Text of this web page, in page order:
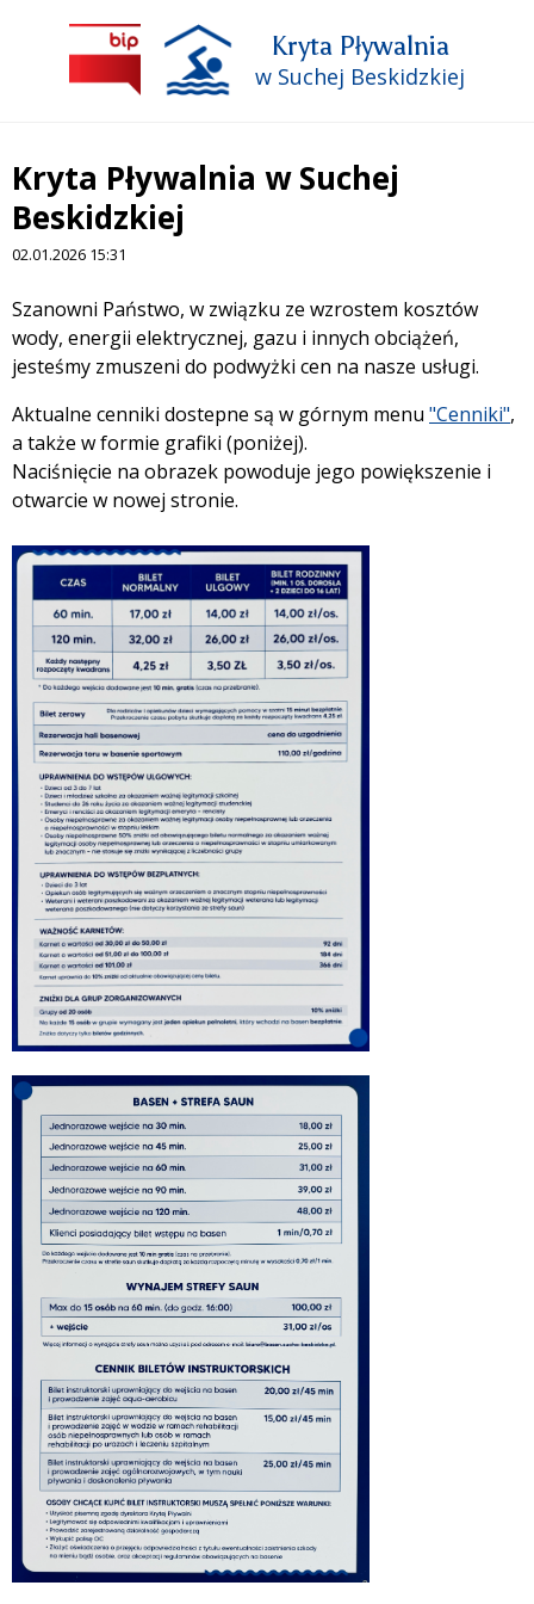
Kryta Pływalnia
w Suchej Beskidzkiej
Kryta Pływalnia w Suchej
Beskidzkiej
02.01.2026 15:31
Treść
Szanowni Państwo, w związku ze wzrostem kosztów
wody, energii elektrycznej, gazu i innych obciążeń,
jesteśmy zmuszeni do podwyżki cen na nasze usługi.
Aktualne cenniki dostepne są w górnym menu "Cenniki",
a także w formie grafiki (poniżej).
Naciśnięcie na obrazek powoduje jego powiększenie i
otwarcie w nowej stronie.